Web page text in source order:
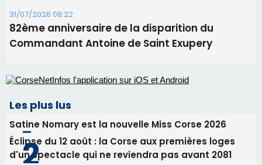
31/07/2026 08:22
82ème anniversaire de la disparition du
Commandant Antoine de Saint Exupery
Les plus lus
Satine Nomary est la nouvelle Miss Corse 2026
Éclipse du 12 août : la Corse aux premières loges
d'un spectacle qui ne reviendra pas avant 2081